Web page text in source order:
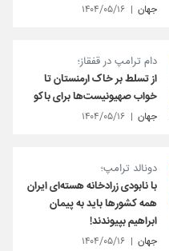
جهان ۱۴۰۴/۰۵/۱۶
دام ترامپ در قفقاز؛
از تسلط بر خاک ارمنستان تا
خواب صهیونیست‌ها برای باکو
جهان ۱۴۰۴/۰۵/۱۶
دونالد ترامپ؛
با نابودی زرادخانه هسته‌ای ایران
همه کشورها باید به پیمان
ابراهیم بپیوندند!
جهان ۱۴۰۴/۰۵/۱۶